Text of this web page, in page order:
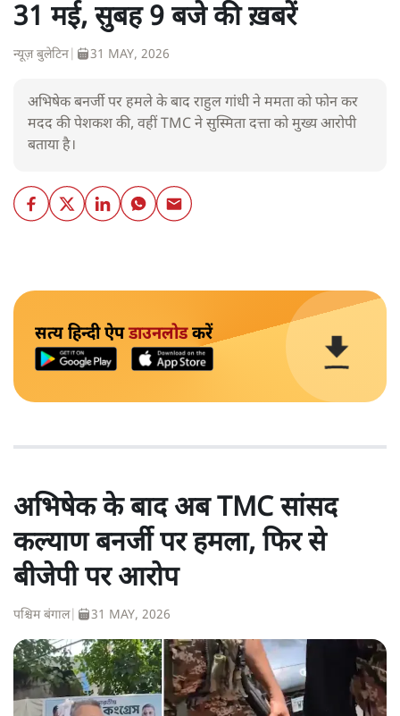
31 मई, सुबह 9 बजे की ख़बरें
न्यूज़ बुलेटिन 31 MAY, 2026
अभिषेक बनर्जी पर हमले के बाद राहुल गांधी ने ममता को फोन कर
मदद की पेशकश की, वहीं TMC ने सुस्मिता दत्ता को मुख्य आरोपी
बताया है।
सत्य हिन्दी ऐपडाउनलोडकरें
अभिषेक के बाद अब TMC सांसद
कल्याण बनर्जी पर हमला, फिर से
बीजेपी पर आरोप
पश्चिम बंगाल| 31 MAY, 2026